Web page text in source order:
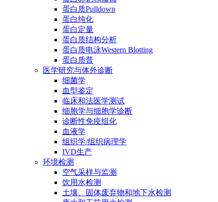
蛋白质Pulldown
蛋白纯化
蛋白定量
蛋白质结构分析
蛋白质电泳Western Blotting
蛋白质普
医学研究与体外诊断
细菌学
血型鉴定
临床和法医学测试
细胞学与细胞学诊断
诊断性免疫组化
血液学
组织学/组织病理学
IVD生产
环境检测
空气采样与监测
饮用水检测
土壤、固体废弃物和地下水检测